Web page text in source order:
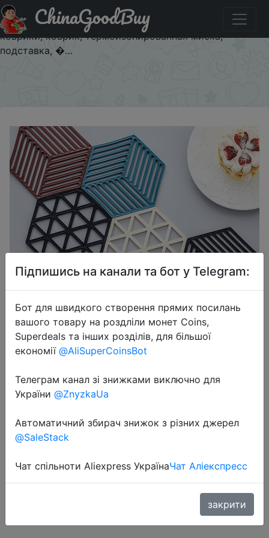
Знижка на Силиконовый изоляционный коврик для
столовой посуды, шестигранные силиконовые
коврики, коврик, термоизолированная миска,
подставка, �…
ChinaGoodBuy
Силиконовый изоляционный
коврик для столовой посуды,
шестигранные силиконовые
коврики, коврик,
подставка, �…
Підпишись на канали та бот у Telegram:
Бот для швидкого створення прямих посилань
вашого товару на роздліли монет Coins,
Superdeals та інших розділів, для більшої
економії @AliSuperCoinsBot
Телеграм канал зі знижками виключно для
України @ZnyzkaUa
Автоматичний збирач знижок з різних джерел
@SaleStack
Чат спільноти Aliexpress УкраїнаЧат Аліекспресс
закрити